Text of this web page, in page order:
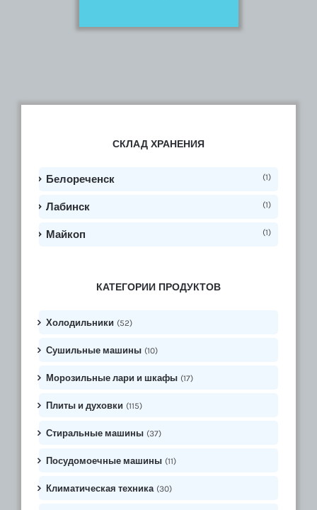
СКЛАД ХРАНЕНИЯ
Белореченск (1)
Лабинск (1)
Майкоп (1)
КАТЕГОРИИ ПРОДУКТОВ
Холодильники (52)
Сушильные машины (10)
Морозильные лари и шкафы (17)
Плиты и духовки (115)
Стиральные машины (37)
Посудомоечные машины (11)
Климатическая техника (30)